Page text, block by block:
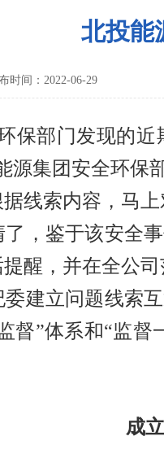
北投能
时间：2022-06-29
保部门发现的
源集团安全环保
线索内容，马上
鉴于该安全事
醒，并在全公司
立问题线索互
督”体系和“监
成